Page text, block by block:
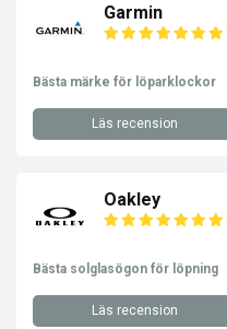
Garmin
Bästa märke för löparklockor
Läs recension
Oakley
Bästa solglasögon för löpning
Läs recension